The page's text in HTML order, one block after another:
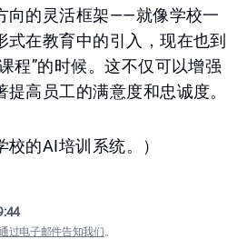
向的灵活框架——就像学校一
式在教育中的引入，现在也到
程”的时候。这不仅可以增强
高员工的满意度和忠诚度。
校的AI培训系统。）
过电子邮件告知我们。